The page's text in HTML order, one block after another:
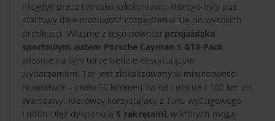
niegdyś przez lotnisko szkoleniowe, którego były pas
startowy daje możliwość rozpędzenia się do wysokich
prędkości. Właśnie z tego powodu przejażdżka
sportowym autem Porsche Cayman S GT4-Pack
właśnie na tym torze będzie ekscytującym
wydarzeniem. Tor jest zlokalizowany w miejscowości
Nowodwór - około 56 kilometrów od Lublina i 100 km od
Warszawy. Kierowcy korzystający z Toru wyścigowego
Lublin Ułęż dysponują 5 zakrętami, w których mogą